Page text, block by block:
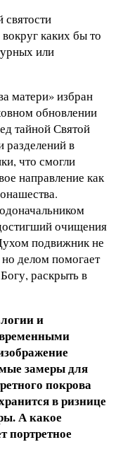
святости
каких бы то
или
матери» избран
обновлении
тайной Святой
разделений в
что смогли
направление как
очищения
подвижник не
но делом помогает
раскрыть в
и
замеры для
покрова
в ризнице
А какое
портретное